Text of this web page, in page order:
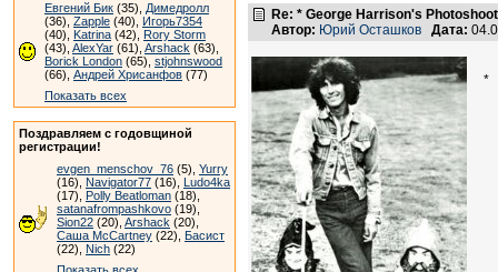
Евгений Бик (35), Димедролл
(36), Zapple (40), Игорь7354
(40), Katrina (42), Rory Storm
(43), AlexYar (61), Arshack (63),
Borick London (65), stjohnswood
(66), Андрей Хрисанфов (77)
Показать всех
Поздравляем с годовщиной
регистрации!
evgen_menschov_76 (5), Yurry
(16), Navigator77 (16), Ludo4ka
(17), Polly Beatloman (18),
satanafrompashkovo (19),
Sion22 (20), Arshack (20),
Саша McCartney (22), Басист
(22), Nich (22)
Re: * George Harrison's
Автор: Юрий Осташков Дата:
*